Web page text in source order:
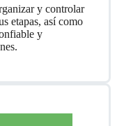
y controlar
etapas, así como
y